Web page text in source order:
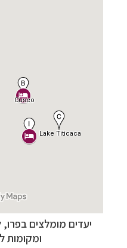
יעדים מומלצים
ומקומות